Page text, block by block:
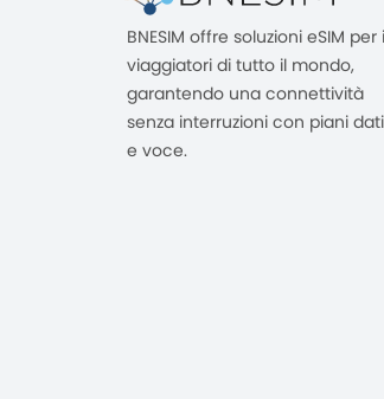
BNESIM offre soluzioni eSIM per i
viaggiatori di tutto il mondo,
garantendo una connettività
senza interruzioni con piani dati
e voce.